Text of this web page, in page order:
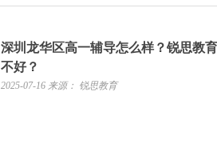
深圳龙华区高一辅导怎么样？锐思教
不好？
2025-07-16 来源： 锐思教育